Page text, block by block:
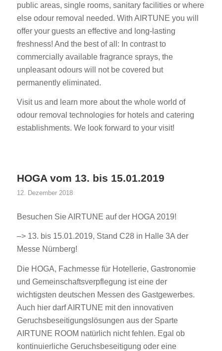
public areas, single rooms, sanitary facilities or where
else odour removal needed. With AIRTUNE you will
offer your guests an effective and long-lasting
freshness! And the best of all: In contrast to
commercially available fragrance sprays, the
unpleasant odours will not be covered but
permanently eliminated.
Visit us and learn more about the whole world of
odour removal technologies for hotels and catering
establishments. We look forward to your visit!
HOGA vom 13. bis 15.01.2019
12. Dezember 2018
Besuchen Sie AIRTUNE auf der HOGA 2019!
–> 13. bis 15.01.2019, Stand C28 in Halle 3A der
Messe Nürnberg!
Die HOGA, Fachmesse für Hotellerie, Gastronomie
und Gemeinschaftsverpflegung ist eine der
wichtigsten deutschen Messen des Gastgewerbes.
Auch hier darf AIRTUNE mit den innovativen
Geruchsbeseitigungslösungen aus der Sparte
AIRTUNE ROOM natürlich nicht fehlen. Egal ob
kontinuierliche Geruchsbeseitigung oder eine